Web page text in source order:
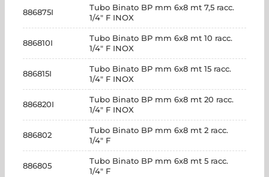
886875I
Tubo Binato BP mm 6x8 mt 7,5 racc.
1/4" F INOX
886810I
Tubo Binato BP mm 6x8 mt 10 racc.
1/4" F INOX
886815I
Tubo Binato BP mm 6x8 mt 15 racc.
1/4" F INOX
886820I
Tubo Binato BP mm 6x8 mt 20 racc.
1/4" F INOX
886802
Tubo Binato BP mm 6x8 mt 2 racc.
1/4" F
886805
Tubo Binato BP mm 6x8 mt 5 racc.
1/4" F